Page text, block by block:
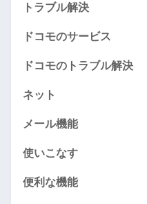
トラブル解決
ドコモのサービス
ドコモのトラブル解決
ネット
メール機能
使いこなす
便利な機能